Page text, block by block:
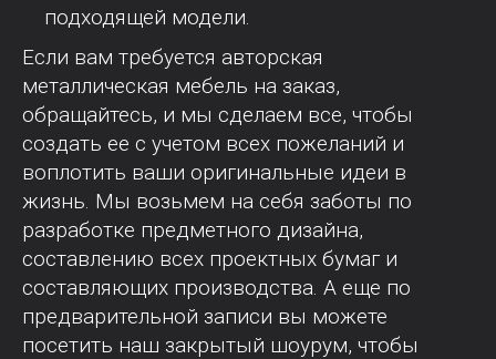
подходящей модели.
Если вам требуется авторская
металлическая мебель на заказ,
обращайтесь, и мы сделаем все, чтобы
создать ее с учетом всех пожеланий и
воплотить ваши оригинальные идеи в
жизнь. Мы возьмем на себя заботы по
разработке предметного дизайна,
составлению всех проектных бумаг и
составляющих производства. А еще по
предварительной записи вы можете
посетить наш закрытый шоурум, чтобы